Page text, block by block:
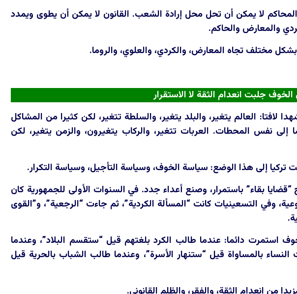
لا يمكن أن تحل محل إرادة الشعب. القانون لا يمكن أن يطوى ويمدد
والمعارض والحاكم.
مختلف تجاه المعارض، والكردي، والعلوي، والروما.
جلبت انعدام الثقة لا الاستقرار
لافتا: العالم يتغير، والبلد يتغير، والسلطة تتغير، لكن كثيرا من المشاكل
إلى نفس المحطات. العربات تتغير، والركاب يتغيرون، والزمن يتغير، لكن
إلى هذا الوضع: سياسة الخوف، وسياسة التأجيل، وسياسة التكرار.
بقاء” باستمرار، وصنع أعداء جدد. في السنوات الأولى للجمهورية كان
وفي التسعينيات كانت “المسألة الكردية”، ثم جاءت “الرجعية”، و”القوى
استمرت دائما: عندما طالب الكرد بلغتهم قيل “ستقسم البلاد”، وعندما
بالمساواة قيل “ستنهار الأسرة”، وعندما طالب الشباب بالحرية قيل